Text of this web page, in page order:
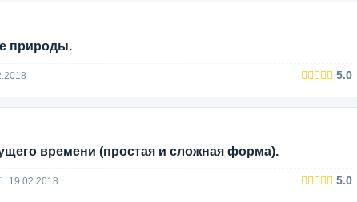
природы.
5.0
времени (простая и сложная форма).
19.02.2018 5.0